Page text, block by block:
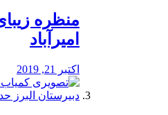
منظره‌‌
امیرآباد
اکتبر 21, 2019